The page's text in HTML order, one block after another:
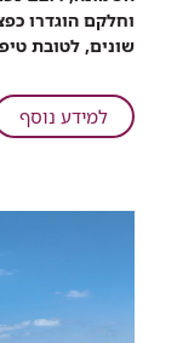
החושך:
שמונה
שמונה
חיילים
וחלקם הוגדרו
שונים, לטובת
למידע נוסףעל